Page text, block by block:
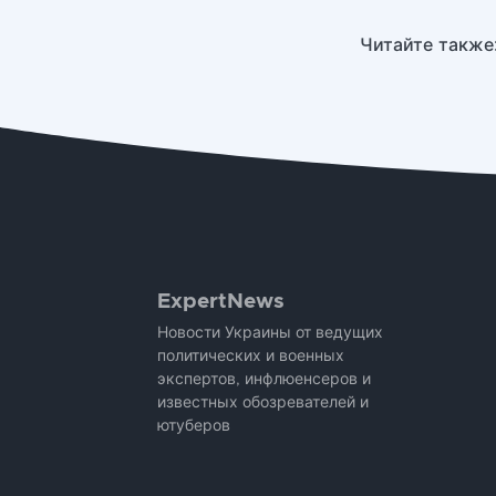
Читайте
ExpertNews
Новости Украины от ведущих
политических и военных
экспертов, инфлюенсеров и
известных обозревателей и
ютуберов